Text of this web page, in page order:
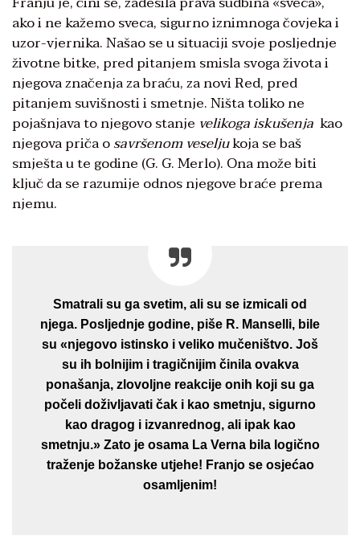
ako i ne kažemo sveca, sigurno iznimnoga čovjeka i
uzor-vjernika. Našao se u situaciji svoje posljednje
životne bitke, pred pitanjem smisla svoga života i
njegova značenja za braću, za novi Red, pred
pitanjem suvišnosti i smetnje. Ništa toliko ne
pojašnjava to njegovo stanje velikoga iskušenja kao
njegova priča osavršenom veseljukoja se baš
smješta u te godine (G. G. Merlo). Ona može biti
ključ da se razumije odnos njegove braće prema
njemu.
Smatrali su ga svetim, ali su se izmicali od
njega. Posljednje godine, piše R. Manselli, bile
su «njegovo istinsko i veliko mučeništvo. Još
su ih bolnijim i tragičnijim činila ovakva
ponašanja, zlovoljne reakcije onih koji su ga
počeli doživljavati čak i kao smetnju, sigurno
kao dragog i izvanrednog, ali ipak kao
smetnju.» Zato je osama La Verna bila logično
traženje božanske utjehe! Franjo se osjećao
osamljenim!